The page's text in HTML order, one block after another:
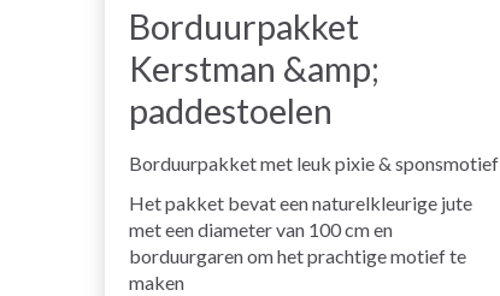
Borduurpakket
Kerstman &amp;
paddestoelen
Borduurpakket met leuk pixie & sponsmotief
Het pakket bevat een naturelkleurige jute
met een diameter van 100 cm en
borduurgaren om het prachtige motief te
maken